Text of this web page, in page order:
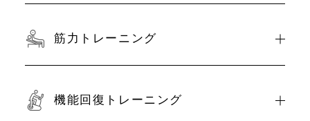
筋力トレーニング
機能回復トレーニング